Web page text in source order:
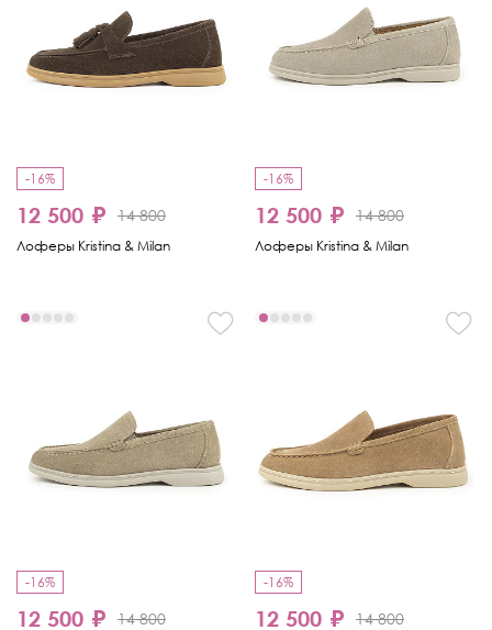
-16%
12 500 ₽ 14 800
Лоферы Kristina & Milan
-16%
12 500 ₽ 14 800
Лоферы Kristina & Milan
-16%
12 500 ₽ 14 800
-16%
12 500 ₽ 14 800